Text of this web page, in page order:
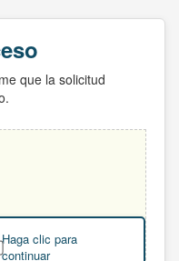
que la solicitud
Haga clic para
continuar